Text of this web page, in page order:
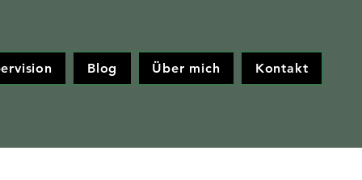
Blog Über mich Kontakt